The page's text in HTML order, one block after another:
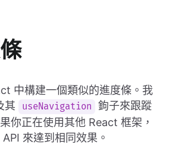
中構建一個類似的進度條。我
其
useNavigation
鉤子來跟蹤
你正在使用其他 React 框架，
來達到相同效果。